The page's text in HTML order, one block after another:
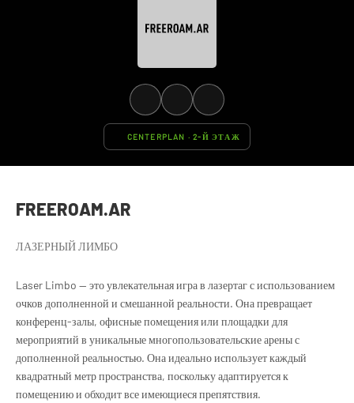
CENTERPLAN · 2-Й ЭТАЖ
FREEROAM.AR
ЛАЗЕРНЫЙ ЛИМБО
Laser Limbo — это увлекательная игра в лазертаг с использованием
очков дополненной и смешанной реальности. Она превращает
конференц-залы, офисные помещения или площадки для
мероприятий в уникальные многопользовательские арены с
дополненной реальностью. Она идеально использует каждый
квадратный метр пространства, поскольку адаптируется к
помещению и обходит все имеющиеся препятствия.